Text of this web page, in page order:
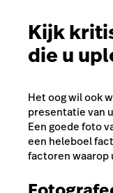
Kijk
die u
Het oog wil ook
presentatie van
Een goede foto
een heleboel
factoren waarop